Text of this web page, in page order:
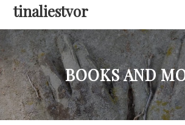
tinaliestvor
BOOKS AND